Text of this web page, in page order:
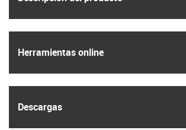
Herramientas online
Descargas